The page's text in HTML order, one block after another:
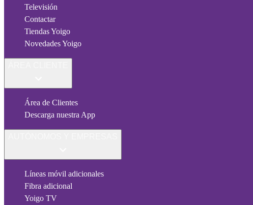
Televisión
Contactar
Tiendas Yoigo
Novedades Yoigo
Área de Clientes
Descarga nuestra App
Líneas móvil adicionales
Fibra adicional
Yoigo TV